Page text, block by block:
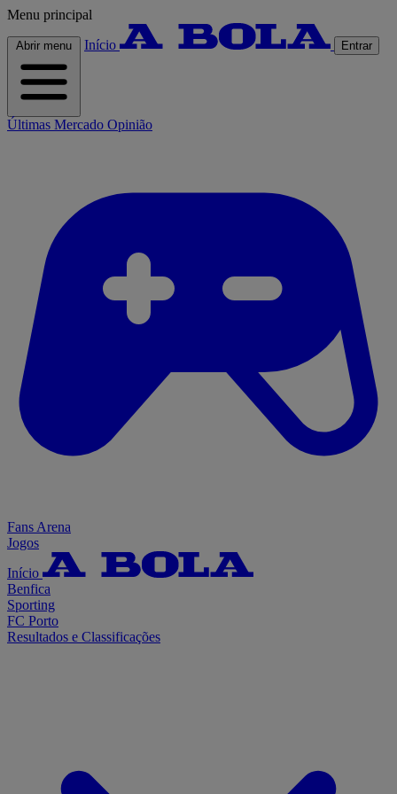
Menu principal
Abrir menu Início Entrar
Últimas Mercado Opinião
Fans Arena
Jogos
Início
Benfica
Sporting
FC Porto
Resultados e Classificações